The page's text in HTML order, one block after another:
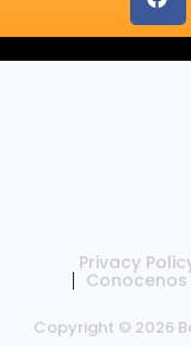
Privacy
Conocenos
Copyright © 2026